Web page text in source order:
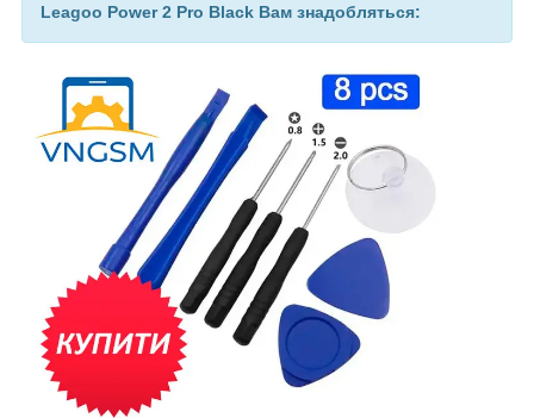
Leagoo Power 2 Pro Black Вам знадобляться: